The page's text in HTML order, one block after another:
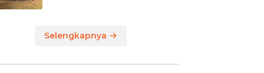
Selengkapnya